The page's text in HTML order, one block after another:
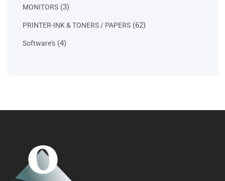
MONITORS 33
PRINTER-INK & TONERS / PAPERS 6262
Software's 44